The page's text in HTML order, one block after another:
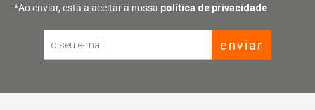
*Ao enviar, está a aceitar a nossa política de privacidade
enviar